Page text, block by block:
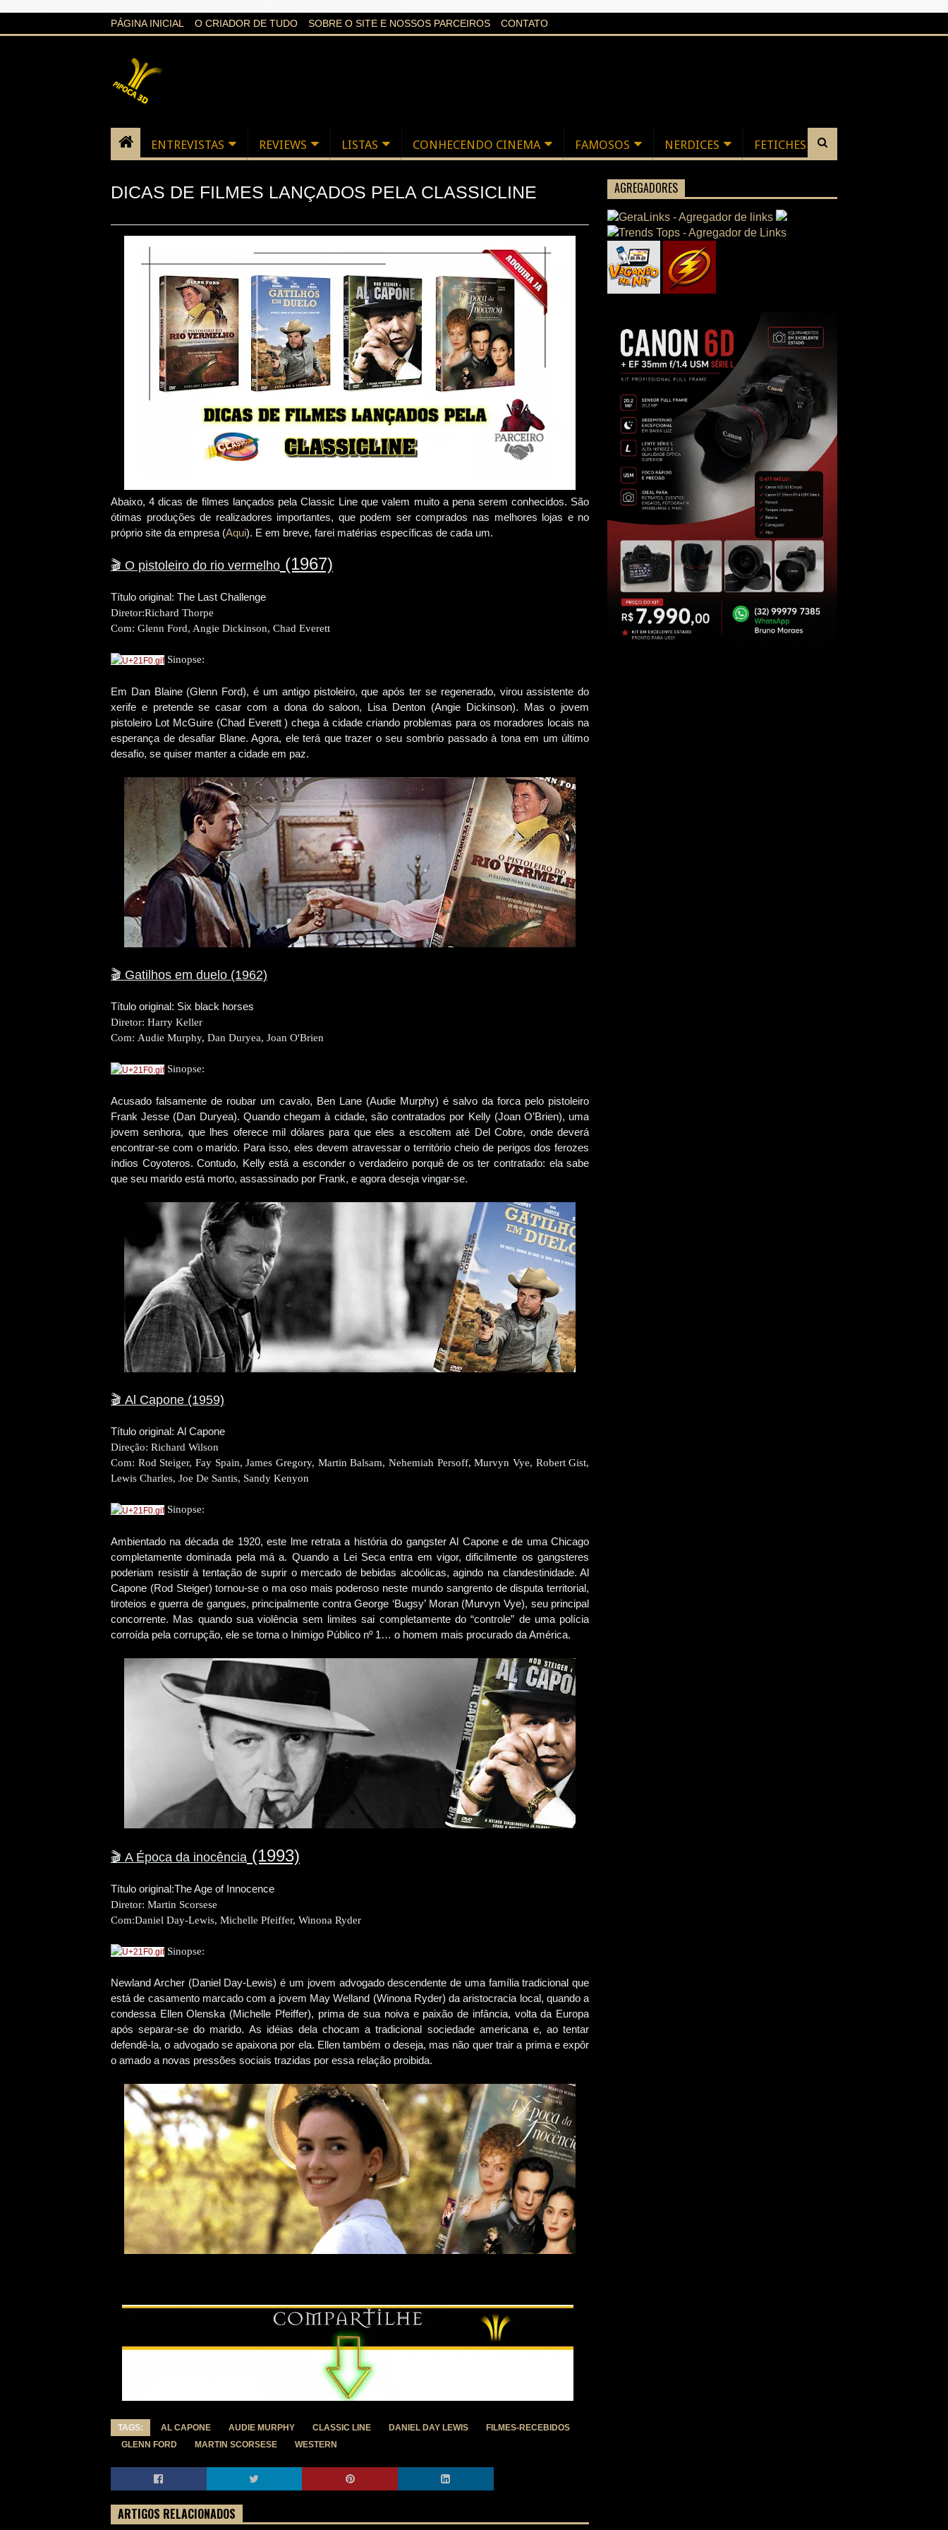
PÁGINA INICIAL O CRIADOR DE TUDO SOBRE O SITE E NOSSOS PARCEIROS CONTATO
ENTREVISTAS REVIEWS LISTAS CONHECENDO CINEMA FAMOSOS NERDICES FETICHES
DICAS DE FILMES LANÇADOS PELA CLASSICLINE
Abaixo, 4 dicas de filmes lançados pela Classic Line que valem muito a pena serem conhecidos. São
ótimas produções de realizadores importantes, que podem ser comprados nas melhores lojas e no
próprio site da empresa (Aqui). E em breve, farei matérias específicas de cada um.
🎬 O pistoleiro do rio vermelho (1967)
Título original: The Last Challenge
Diretor:Richard Thorpe
Com: Glenn Ford, Angie Dickinson, Chad Everett
Sinopse:
Em Dan Blaine (Glenn Ford), é um antigo pistoleiro, que após ter se regenerado, virou assistente do
xerife e pretende se casar com a dona do saloon, Lisa Denton (Angie Dickinson). Mas o jovem
pistoleiro Lot McGuire (Chad Everett ) chega à cidade criando problemas para os moradores locais na
esperança de desafiar Blane. Agora, ele terá que trazer o seu sombrio passado à tona em um último
desafio, se quiser manter a cidade em paz.
🎬 Gatilhos em duelo (1962)
Título original: Six black horses
Diretor: Harry Keller
Com: Audie Murphy, Dan Duryea, Joan O'Brien
Sinopse:
Acusado falsamente de roubar um cavalo, Ben Lane (Audie Murphy) é salvo da forca pelo pistoleiro
Frank Jesse (Dan Duryea). Quando chegam à cidade, são contratados por Kelly (Joan O’Brien), uma
jovem senhora, que lhes oferece mil dólares para que eles a escoltem até Del Cobre, onde deverá
encontrar-se com o marido. Para isso, eles devem atravessar o território cheio de perigos dos ferozes
índios Coyoteros. Contudo, Kelly está a esconder o verdadeiro porquê de os ter contratado: ela sabe
que seu marido está morto, assassinado por Frank, e agora deseja vingar-se.
🎬 Al Capone (1959)
Título original: Al Capone
Direção: Richard Wilson
Com: Rod Steiger, Fay Spain, James Gregory, Martin Balsam, Nehemiah Persoff, Murvyn Vye, Robert Gist,
Lewis Charles, Joe De Santis, Sandy Kenyon
Sinopse:
Ambientado na década de 1920, este lme retrata a história do gangster Al Capone e de uma Chicago
completamente dominada pela má a. Quando a Lei Seca entra em vigor, dificilmente os gangsteres
poderiam resistir à tentação de suprir o mercado de bebidas alcoólicas, agindo na clandestinidade. Al
Capone (Rod Steiger) tornou-se o ma oso mais poderoso neste mundo sangrento de disputa territorial,
tiroteios e guerra de gangues, principalmente contra George ‘Bugsy’ Moran (Murvyn Vye), seu principal
concorrente. Mas quando sua violência sem limites sai completamente do “controle” de uma polícia
corroída pela corrupção, ele se torna o Inimigo Público nº 1… o homem mais procurado da América.
🎬 A Época da inocência (1993)
Título original:The Age of Innocence
Diretor: Martin Scorsese
Com:Daniel Day-Lewis, Michelle Pfeiffer, Winona Ryder
Sinopse:
Newland Archer (Daniel Day-Lewis) é um jovem advogado descendente de uma família tradicional que
está de casamento marcado com a jovem May Welland (Winona Ryder) da aristocracia local, quando a
condessa Ellen Olenska (Michelle Pfeiffer), prima de sua noiva e paixão de infância, volta da Europa
após separar-se do marido. As idéias dela chocam a tradicional sociedade americana e, ao tentar
defendê-la, o advogado se apaixona por ela. Ellen também o deseja, mas não quer trair a prima e expôr
o amado a novas pressões sociais trazidas por essa relação proibida.
TAGS: AL CAPONE AUDIE MURPHY CLASSIC LINE DANIEL DAY LEWIS
FILMES-RECEBIDOS
GLENN FORD
MARTIN SCORSESE WESTERN
ARTIGOS RELACIONADOS
AGREGADORES